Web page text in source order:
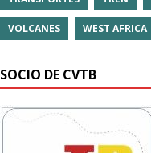
VOLCANES WEST AFRICA
SOCIO DE CVTB